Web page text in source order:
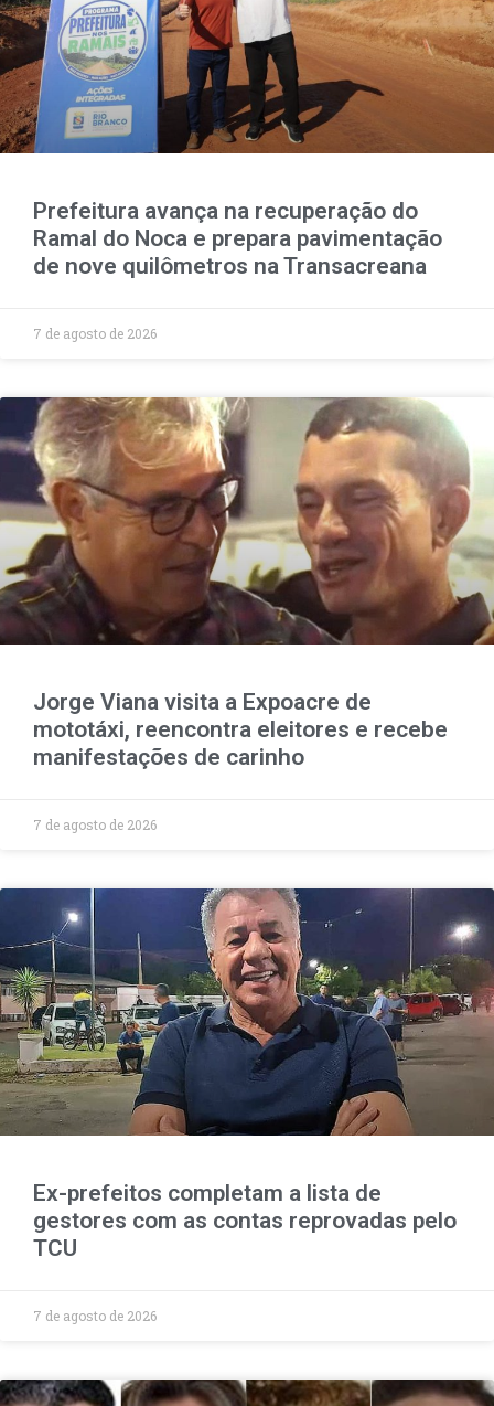
Prefeitura avança na recuperação do
Ramal do Noca e prepara pavimentação
de nove quilômetros na Transacreana
7 de agosto de 2026
Jorge Viana visita a Expoacre de
mototáxi, reencontra eleitores e recebe
manifestações de carinho
7 de agosto de 2026
Ex-prefeitos completam a lista de
gestores com as contas reprovadas pelo
TCU
7 de agosto de 2026